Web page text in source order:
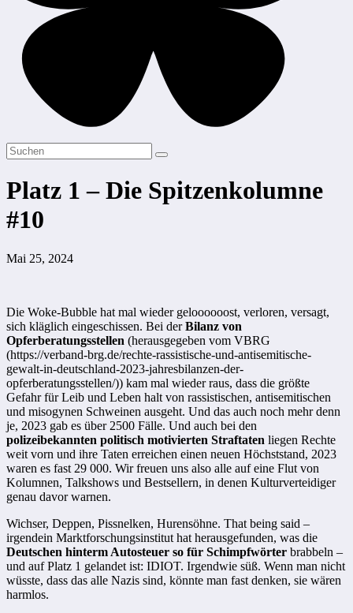
Platz 1 – Die Spitzenkolumne
#10
Mai 25, 2024
Die Woke-Bubble hat mal wieder geloooooost, verloren, versagt,
sich kläglich eingeschissen. Bei derBilanz von
Opferberatungsstellen (herausgegeben vom VBRG
(https://verband-brg.de/rechte-rassistische-und-antisemitische-
gewalt-in-deutschland-2023-jahresbilanzen-der-
opferberatungsstellen/)) kam mal wieder raus, dass die größte
Gefahr für Leib und Leben halt von rassistischen, antisemitischen
und misogynen Schweinen ausgeht. Und das auch noch mehr denn
je, 2023 gab es über 2500 Fälle. Und auch bei den
polizeibekannten politisch motivierten Straftaten liegen Rechte
weit vorn und ihre Taten erreichen einen neuen Höchststand, 2023
waren es fast 29 000. Wir freuen uns also alle auf eine Flut von
Kolumnen, Talkshows und Bestsellern, in denen Kulturverteidiger
genau davor warnen.
Wichser, Deppen, Pissnelken, Hurensöhne. That being said –
irgendein Marktforschungsinstitut hat herausgefunden, was die
Deutschen hinterm Autosteuer so für Schimpfwörter brabbeln –
und auf Platz 1 gelandet ist: IDIOT. Irgendwie süß. Wenn man nicht
wüsste, dass das alle Nazis sind, könnte man fast denken, sie wären
harmlos.